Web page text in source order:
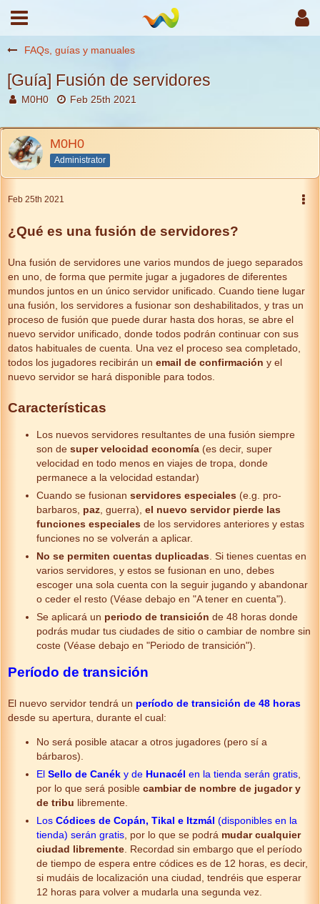
FAQs, guías y manuales
[Guía] Fusión de servidores
M0H0 Feb 25th 2021
M0H0
Administrator
Feb 25th 2021
¿Qué es una fusión de servidores?
Una fusión de servidores une varios mundos de juego separados
en uno, de forma que permite jugar a jugadores de diferentes
mundos juntos en un único servidor unificado. Cuando tiene lugar
una fusión, los servidores a fusionar son deshabilitados, y tras un
proceso de fusión que puede durar hasta dos horas, se abre el
nuevo servidor unificado, donde todos podrán continuar con sus
datos habituales de cuenta. Una vez el proceso sea completado,
todos los jugadores recibirán un email de confirmación y el
nuevo servidor se hará disponible para todos.
Características
Los nuevos servidores resultantes de una fusión siempre
son de super velocidad economía (es decir, super
velocidad en todo menos en viajes de tropa, donde
permanece a la velocidad estandar)
Cuando se fusionan servidores especiales (e.g. pro-
barbaros, paz , guerra), el nuevo servidor pierde las
funciones especiales de los servidores anteriores y estas
funciones no se volverán a aplicar.
No se permiten cuentas duplicadas . Si tienes cuentas en
varios servidores, y estos se fusionan en uno, debes
escoger una sola cuenta con la seguir jugando y abandonar
o ceder el resto (Véase debajo en "A tener en cuenta").
Se aplicará un periodo de transición de 48 horas donde
podrás mudar tus ciudades de sitio o cambiar de nombre sin
coste (Véase debajo en "Periodo de transición").
Período de transición
El nuevo servidor tendrá un período de transición de 48 horas
desde su apertura, durante el cual:
No será posible atacar a otros jugadores (pero sí a
bárbaros).
El Sello de Canék y de Hunacél en la tienda serán gratis
por lo que será posible cambiar de nombre de jugador y
de tribu libremente.
Los Códices de Copán, Tikal e Itzmál (disponibles en la
tienda) serán gratis , por lo que se podrá mudar cualquier
ciudad libremente . Recordad sin embargo que el período
de tiempo de espera entre códices es de 12 horas, es decir,
si mudáis de localización una ciudad, tendréis que esperar
12 horas para volver a mudarla una segunda vez.